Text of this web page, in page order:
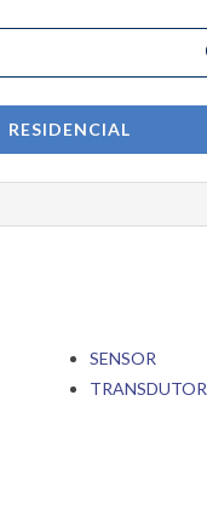
RESIDENCIAL
SENSOR
TRANSDUTOR